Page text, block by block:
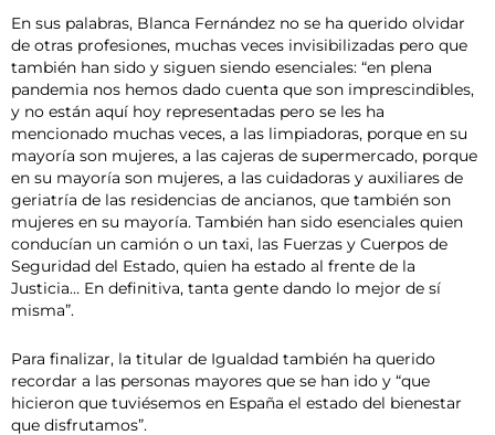
En sus palabras, Blanca Fernández no se ha querido olvidar
de otras profesiones, muchas veces invisibilizadas pero que
también han sido y siguen siendo esenciales: “en plena
pandemia nos hemos dado cuenta que son imprescindibles,
y no están aquí hoy representadas pero se les ha
mencionado muchas veces, a las limpiadoras, porque en su
mayoría son mujeres, a las cajeras de supermercado, porque
en su mayoría son mujeres, a las cuidadoras y auxiliares de
geriatría de las residencias de ancianos, que también son
mujeres en su mayoría. También han sido esenciales quien
conducían un camión o un taxi, las Fuerzas y Cuerpos de
Seguridad del Estado, quien ha estado al frente de la
Justicia… En definitiva, tanta gente dando lo mejor de sí
misma”.
Para finalizar, la titular de Igualdad también ha querido
recordar a las personas mayores que se han ido y “que
hicieron que tuviésemos en España el estado del bienestar
que disfrutamos”.